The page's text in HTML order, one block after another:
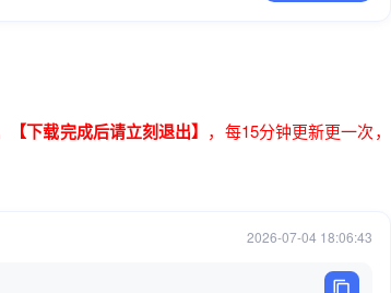
【下载完成后请立刻退出】 ，每15分钟更新更一次，
2026-07-04 18:06:43